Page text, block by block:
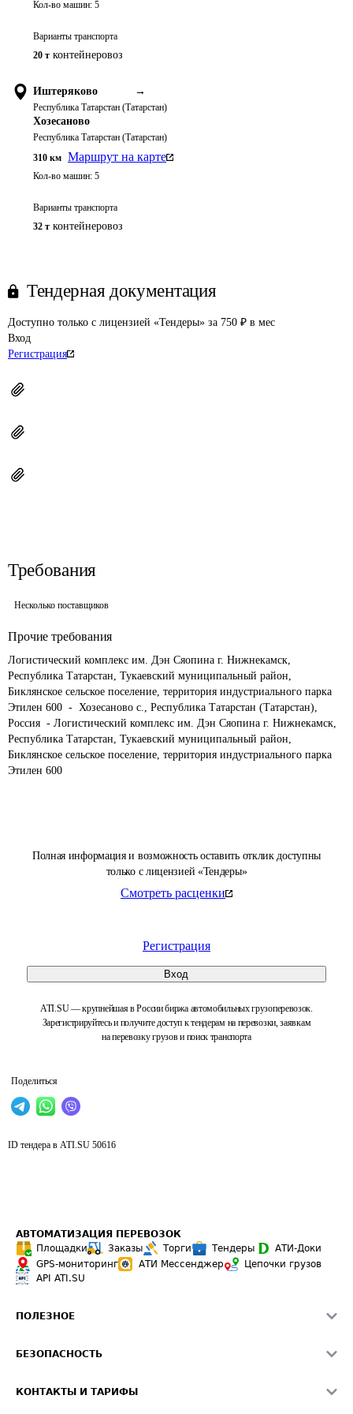
Полная информация и возможность оставить отклик доступны
только с лицензией «Тендеры»
Смотреть расценки
Регистрация
Вход
ATI.SU — крупнейшая в России биржа автомобильных грузоперевозок.
Зарегистрируйтесь и получите доступ к тендерам на перевозки, заявкам
на перевозку грузов и поиск транспорта
Поделиться
Кол-во машин: 5
Варианты транспорта
20 т контейнеровоз
Иштеряково →
Республика Татарстан (Татарстан)
Хозесаново
Республика Татарстан (Татарстан)
310 км Маршрут на карте
Кол-во машин: 5
Варианты транспорта
32 т контейнеровоз
Тендерная документация
Доступно только с лицензией «Тендеры» за 750 ₽ в мес
Вход
Регистрация
Требования
Несколько поставщиков
Прочие требования
Логистический комплекс им. Дэн Сяопина г. Нижнекамск,
Республика Татарстан, Тукаевский муниципальный район,
Биклянское сельское поселение, территория индустриального парка
Этилен 600  -  Хозесаново с., Республика Татарстан (Татарстан),
Россия  - Логистический комплекс им. Дэн Сяопина г. Нижнекамск,
Республика Татарстан, Тукаевский муниципальный район,
Биклянское сельское поселение, территория индустриального парка
Этилен 600
ID тендера в ATI.SU 50616
АВТОМАТИЗАЦИЯ ПЕРЕВОЗОК
Площадки
Заказы Торги Тендеры
АТИ-Доки
GPS-мониторинг
АТИ Мессенджер
Цепочки грузов
API ATI.SU
ПОЛЕЗНОЕ
Звезды ATI.SU на вашем сайте
БЕЗОПАСНОСТЬ
КОНТАКТЫ И ТАРИФЫ